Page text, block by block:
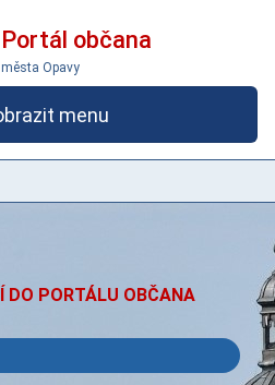
Portál občana
města Opavy
Zobrazit menu
DO PORTÁLU OBČANA